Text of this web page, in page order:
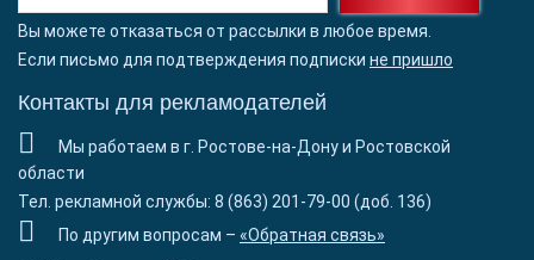
Вы можете отказаться от рассылки в любое время.
Если письмо для подтверждения подписки не пришло
Контакты для рекламодателей
Мы работаем в г. Ростове-на-Дону и Ростовской
области
Тел. рекламной службы: 8 (863) 201-79-00 (доб. 136)
По другим вопросам – «Обратная связь»